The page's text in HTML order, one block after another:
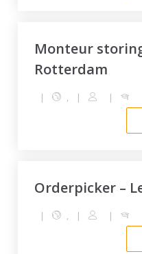
Monteur
Rotterdam
| , | |
Orderpicker –
| , | |